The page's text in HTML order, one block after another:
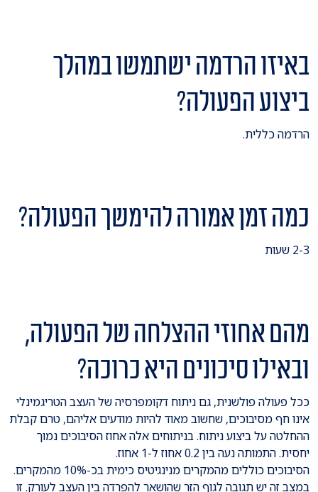
באיזו הרדמה ישתמשו במהלך
ביצוע הפעולה?
הרדמה כללית.
כמה זמן אמורה להימשך הפעולה?
2-3 שעות
מהם אחוזי ההצלחה של הפעולה,
ובאילו סיכונים היא כרוכה?
ככל פעולה פולשנית, גם ניתוח דקומפרסיה של העצב הטריגמינלי
אינו חף מסיבוכים, שחשוב מאוד להיות מודעים אליהם, טרם קבלת
ההחלטה על ביצוע ניתוח. בניתוחים אלה אחוז הסיבוכים נמוך
יחסית. התמותה נעה בין 0.2 אחוז ל-1 אחוז.
הסיבוכים כוללים מהמקרים מנינגיטיס כימית בכ-10% מהמקרים.
במצב זה יש תגובה לגוף הזר שהושאר להפרדה בין העצב לעורק. זו